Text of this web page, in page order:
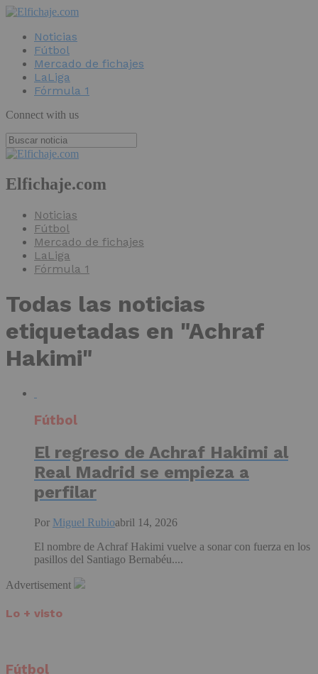
Noticias
Fútbol
Mercado de fichajes
LaLiga
Fórmula 1
Connect with us
Elfichaje.com
Noticias
Fútbol
Mercado de fichajes
LaLiga
Fórmula 1
Todas las noticias
etiquetadas en "Achraf
Hakimi"
Fútbol
El regreso de Achraf Hakimi al
Real Madrid se empieza a
perfilar
Por Miguel Rubioabril 14, 2026
El nombre de Achraf Hakimi vuelve a sonar con fuerza en los
pasillos del Santiago Bernabéu....
Advertisement
Lo + visto
Fútbol